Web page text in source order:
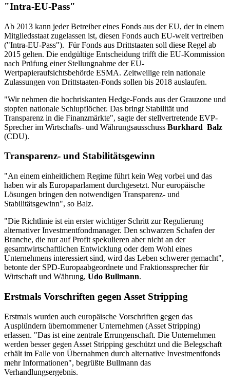
"Intra-EU-Pass"
Ab 2013 kann jeder Betreiber eines Fonds aus der EU, der in einem
Mitgliedsstaat zugelassen ist, diesen Fonds auch EU-weit vertreiben
("Intra-EU-Pass"). Für Fonds aus Drittstaaten soll diese Regel ab
2015 gelten. Die endgültige Entscheidung trifft die EU-Kommission
nach Prüfung einer Stellungnahme der EU-
Wertpapieraufsichtsbehörde ESMA. Zeitweilige rein nationale
Zulassungen von Drittstaaten-Fonds sollen bis 2018 auslaufen.
"Wir nehmen die hochriskanten Hedge-Fonds aus der Grauzone und
stopfen nationale Schlupflöcher. Das bringt Stabilität und
Transparenz in die Finanzmärkte", sagte der stellvertretende EVP-
Sprecher im Wirtschafts- und Währungsausschuss Burkhard Balz
(CDU).
Transparenz- und Stabilitätsgewinn
"An einem einheitlichem Regime führt kein Weg vorbei und das
haben wir als Europaparlament durchgesetzt. Nur europäische
Lösungen bringen den notwendigen Transparenz- und
Stabilitätsgewinn", so Balz.
"Die Richtlinie ist ein erster wichtiger Schritt zur Regulierung
alternativer Investmentfondmanager. Den schwarzen Schafen der
Branche, die nur auf Profit spekulieren aber nicht an der
gesamtwirtschaftlichen Entwicklung oder dem Wohl eines
Unternehmens interessiert sind, wird das Leben schwerer gemacht",
betonte der SPD-Europaabgeordnete und Fraktionssprecher für
Wirtschaft und Währung, Udo Bullmann.
Erstmals Vorschriften gegen Asset Stripping
Erstmals wurden auch europäische Vorschriften gegen das
Ausplündern übernommener Unternehmen (Asset Stripping)
erlassen. "Das ist eine zentrale Errungenschaft. Die Unternehmen
werden besser gegen Asset Stripping geschützt und die Belegschaft
erhält im Falle von Übernahmen durch alternative Investmentfonds
mehr Informationen", begrüßte Bullmann das
Verhandlungsergebnis.